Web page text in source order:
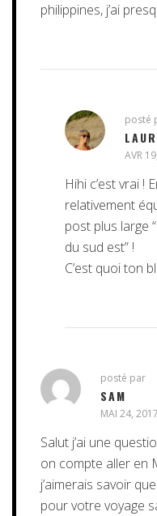
philippines, j’ai
posté
AVR
Hihi c’est vrai !
relativement
post plus large
du sud est” !
C’est quoi ton
posté par
SAM
MAI 24, 2017
Salut j’ai une
on compte aller en
j’aimerais savoir
pour votre voyage